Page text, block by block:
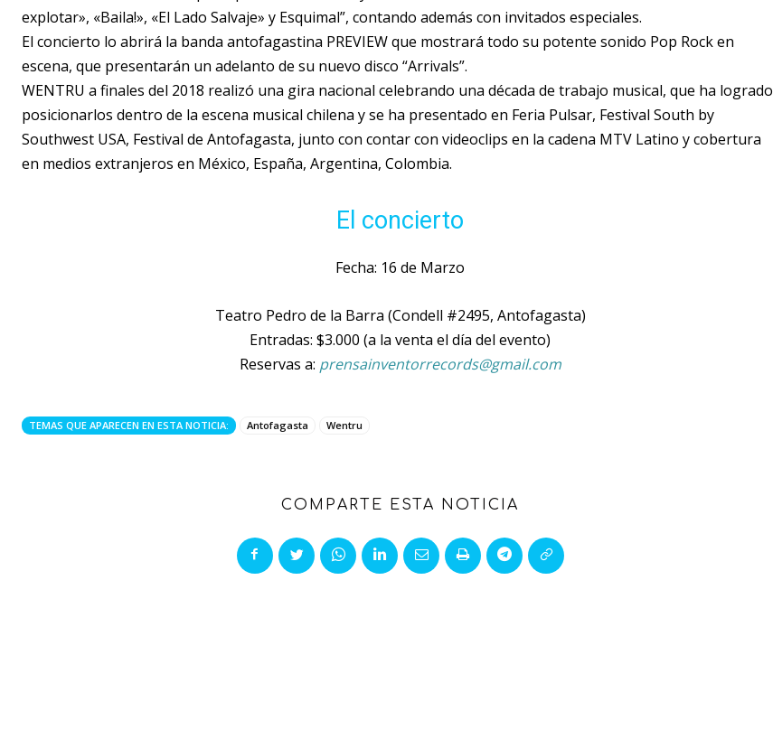
explotar», «Baila!», «El Lado Salvaje» y Esquimal”, contando además con invitados especiales.
El concierto lo abrirá la banda antofagastina PREVIEW que mostrará todo su potente sonido Pop Rock en
escena, que presentarán un adelanto de su nuevo disco “Arrivals”.
WENTRU a finales del 2018 realizó una gira nacional celebrando una década de trabajo musical, que ha logrado
posicionarlos dentro de la escena musical chilena y se ha presentado en Feria Pulsar, Festival South by
Southwest USA, Festival de Antofagasta, junto con contar con videoclips en la cadena MTV Latino y cobertura
en medios extranjeros en México, España, Argentina, Colombia.
El concierto
Fecha: 16 de Marzo
Teatro Pedro de la Barra (Condell #2495, Antofagasta)
Entradas: $3.000 (a la venta el día del evento)
Reservas a: prensainventorrecords@gmail.com
TEMAS QUE APARECEN EN ESTA NOTICIA: Antofagasta Wentru
COMPARTE ESTA NOTICIA